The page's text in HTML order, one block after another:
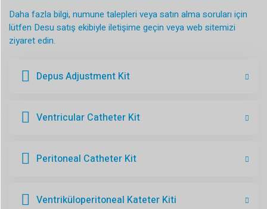
Daha fazla bilgi, numune talepleri veya satın alma soruları için
lütfen Desu satış ekibiyle iletişime geçin veya web sitemizi
ziyaret edin.
Depus Adjustment Kit
Ventricular Catheter Kit
Peritoneal Catheter Kit
Ventriküloperitoneal Kateter Kiti